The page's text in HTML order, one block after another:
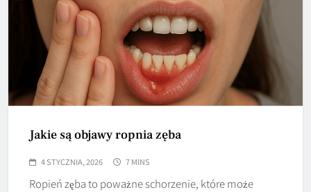
Jakie są objawy ropnia zęba
4 STYCZNIA, 2026 7 MINS
Ropień zęba to poważne schorzenie, które może